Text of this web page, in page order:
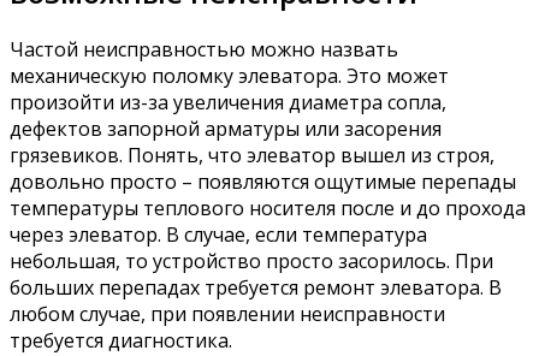
Частой неисправностью можно назвать
механическую поломку элеватора. Это может
произойти из-за увеличения диаметра сопла,
дефектов запорной арматуры или засорения
грязевиков. Понять, что элеватор вышел из строя,
довольно просто – появляются ощутимые перепады
температуры теплового носителя после и до прохода
через элеватор. В случае, если температура
небольшая, то устройство просто засорилось. При
больших перепадах требуется ремонт элеватора. В
любом случае, при появлении неисправности
требуется диагностика.